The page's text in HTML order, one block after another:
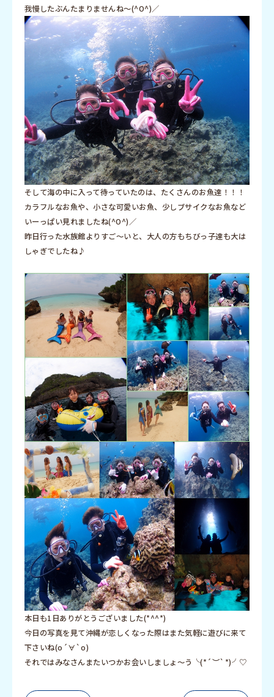
我慢したぶんたまりませんね〜(^O^)／
そして海の中に入って待っていたのは、たくさんのお魚達！！！
カラフルなお魚や、小さな可愛いお魚、少しブサイクなお魚など
いーっぱい見れましたね(^O^)／
昨日行った水族館よりすご〜いと、大人の方もちびっ子達も大は
しゃぎでしたね♪
本日も1日ありがとうございました(*^^*)
今日の写真を見て沖縄が恋しくなった際はまた気軽に遊びに来て
下さいね(о´∀`о)
それではみなさんまたいつかお会いしましょ〜う╰(*´︶`*)╯♡